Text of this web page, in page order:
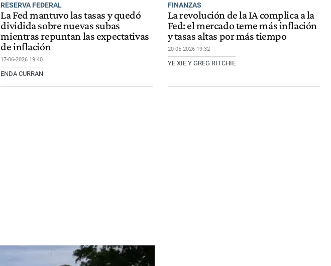
RESERVA FEDERAL
La Fed mantuvo las tasas y quedó
dividida sobre nuevas subas
mientras repuntan las expectativas
de inflación
17-06-2026 19:40
ENDA CURRAN
FINANZAS
La revolución de la IA complica a la
Fed: el mercado teme más inflación
y tasas altas por más tiempo
20-05-2026 19:32
YE XIE Y GREG RITCHIE